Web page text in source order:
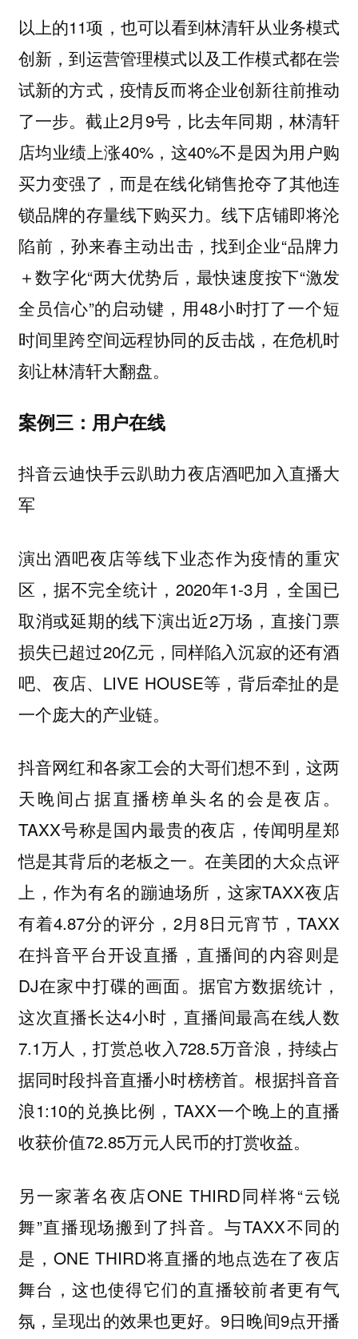
以上的11项，也可以看到林清轩从业务模式
创新，到运营管理模式以及工作模式都在尝
试新的方式，疫情反而将企业创新往前推动
了一步。截止2月9号，比去年同期，林清轩
店均业绩上涨40%，这40%不是因为用户购
买力变强了，而是在线化销售抢夺了其他连
锁品牌的存量线下购买力。线下店铺即将沦
陷前，孙来春主动出击，找到企业“品牌力
＋数字化“两大优势后，最快速度按下“激发
全员信心”的启动键，用48小时打了一个短
时间里跨空间远程协同的反击战，在危机时
刻让林清轩大翻盘。
案例三：用户在线
抖音云迪快手云趴助力夜店酒吧加入直播大
军
演出酒吧夜店等线下业态作为疫情的重灾
区，据不完全统计，2020年1-3月，全国已
取消或延期的线下演出近2万场，直接门票
损失已超过20亿元，同样陷入沉寂的还有酒
吧、夜店、LIVE HOUSE等，背后牵扯的是
一个庞大的产业链。
抖音网红和各家工会的大哥们想不到，这两
天晚间占据直播榜单头名的会是夜店。
TAXX号称是国内最贵的夜店，传闻明星郑
恺是其背后的老板之一。在美团的大众点评
上，作为有名的蹦迪场所，这家TAXX夜店
有着4.87分的评分，2月8日元宵节，TAXX
在抖音平台开设直播，直播间的内容则是
DJ在家中打碟的画面。据官方数据统计，
这次直播长达4小时，直播间最高在线人数
7.1万人，打赏总收入728.5万音浪，持续占
据同时段抖音直播小时榜榜首。根据抖音音
浪1:10的兑换比例，TAXX一个晚上的直播
收获价值72.85万元人民币的打赏收益。
另一家著名夜店ONE THIRD同样将“云锐
舞”直播现场搬到了抖音。与TAXX不同的
是，ONE THIRD将直播的地点选在了夜店
舞台，这也使得它们的直播较前者更有气
氛，呈现出的效果也更好。9日晚间9点开播